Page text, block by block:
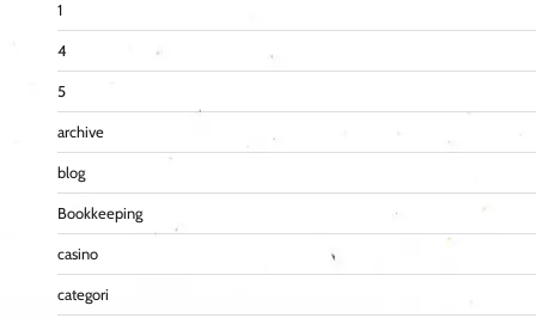
1
4
5
archive
blog
Bookkeeping
casino
categori